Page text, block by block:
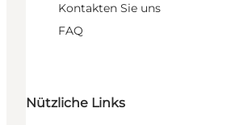
Kontakten Sie uns
FAQ
Nützliche Links